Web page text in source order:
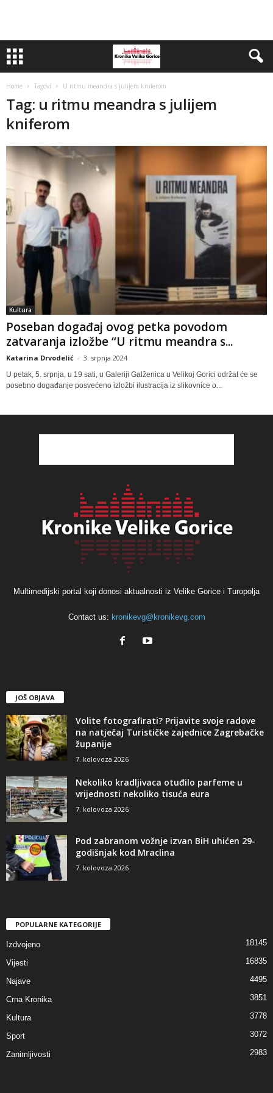
Home Tagovi U ritmu meandra s julijem kniferom
Tag: u ritmu meandra s julijem
kniferom
Kultura
Poseban događaj ovog petka povodom
zatvaranja izložbe “U ritmu meandra s...
Katarina Drvodelić - 3. srpnja 2024
U petak, 5. srpnja, u 19 sati, u Galeriji Galženica u Velikoj Gorici održat će se
posebno događanje posvećeno izložbi ilustracija iz slikovnice o...
Multimedijski portal koji donosi aktualnosti iz Velike Gorice i Turopolja
Contact us: kronikevg@kronikevg.com
JOŠ OBJAVA
Volite fotografirati? Prijavite svoje radove
na natječaj Turističke zajednice Zagrebačke
županije
7. kolovoza 2026
Nekoliko kradljivaca otuđilo parfeme u
vrijednosti nekoliko tisuća eura
7. kolovoza 2026
Pod zabranom vožnje izvan BiH uhićen 29-
godišnjak kod Mraclina
7. kolovoza 2026
POPULARNE KATEGORIJE
Izdvojeno 18145
Vijesti 16835
Najave 4495
Crna Kronika 3851
Kultura 3778
Sport 3072
Zanimljivosti 2983